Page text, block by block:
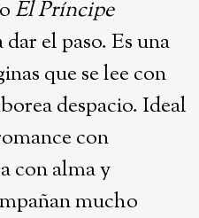
El Príncipe
el paso. Es una
que se lee con
despacio. Ideal
con
con alma y
mucho